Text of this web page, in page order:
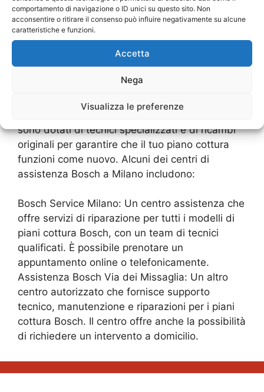
comportamento di navigazione o ID unici su questo sito. Non
acconsentire o ritirare il consenso può influire negativamente su alcune
caratteristiche e funzioni.
Accetta
Nega
Visualizza le preferenze
Connect per monitorare il funzionamento del
tuo piano cottura e ricevere diagnosi online,
oltre a richiedere assistenza.
Centri di Assistenza Bosch a Milano A Milano,
ci sono diversi centri di assistenza Bosch
autorizzati che offrono riparazioni e
manutenzione per piani cottura. Questi centri
sono dotati di tecnici specializzati e di ricambi
originali per garantire che il tuo piano cottura
funzioni come nuovo. Alcuni dei centri di
assistenza Bosch a Milano includono:
Bosch Service Milano: Un centro assistenza che
offre servizi di riparazione per tutti i modelli di
piani cottura Bosch, con un team di tecnici
qualificati. È possibile prenotare un
appuntamento online o telefonicamente.
Assistenza Bosch Via dei Missaglia: Un altro
centro autorizzato che fornisce supporto
tecnico, manutenzione e riparazioni per i piani
cottura Bosch. Il centro offre anche la possibilità
di richiedere un intervento a domicilio.